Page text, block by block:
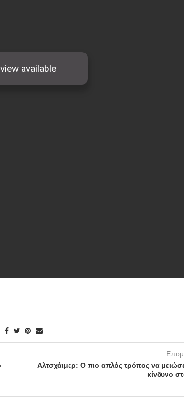
Αλτσχάιμερ: Ο πιο απλός τρόπος να
κίνδυνο